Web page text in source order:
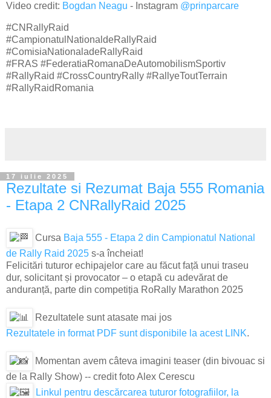
Video credit: Bogdan Neagu - Instagram @prinparcare
#CNRallyRaid
#CampionatulNationaldeRallyRaid
#ComisiaNationaladeRallyRaid
#FRAS #FederatiaRomanaDeAutomobilismSportiv
#RallyRaid #CrossCountryRally #RallyeToutTerrain
#RallyRaidRomania
17 iulie 2025
Rezultate si Rezumat Baja 555 Romania
- Etapa 2 CNRallyRaid 2025
Cursa Baja 555 - Etapa 2 din Campionatul National
de Rally Raid 2025 s-a încheiat!
Felicitări tuturor echipajelor care au făcut față unui traseu
dur, solicitant și provocator – o etapă cu adevărat de
anduranță, parte din competiția RoRally Marathon 2025
Rezultatele sunt atasate mai jos
Rezultatele in format PDF sunt disponibile la acest LINK.
Momentan avem câteva imagini teaser (din bivouac si
de la Rally Show) -- credit foto Alex Cerescu
Linkul pentru descărcarea tuturor fotografiilor, la